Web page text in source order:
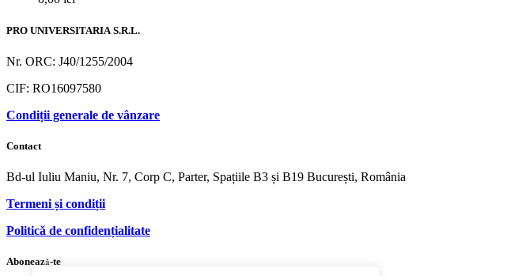
PRO UNIVERSITARIA S.R.L.
Nr. ORC: J40/1255/2004
CIF: RO16097580
Condiții generale de vânzare
Contact
Bd-ul Iuliu Maniu, Nr. 7, Corp C, Parter, Spațiile B3 și B19 București, România
Termeni și condiții
Politică de confidențialitate
Abonează-te